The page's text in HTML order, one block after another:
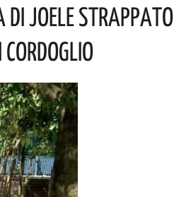
Di Joele Strappato
Cordoglio